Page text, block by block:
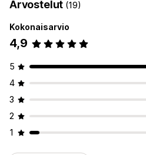
Arvostelut (19)
Kokonaisarvio
4,9
5
4
3
2
1